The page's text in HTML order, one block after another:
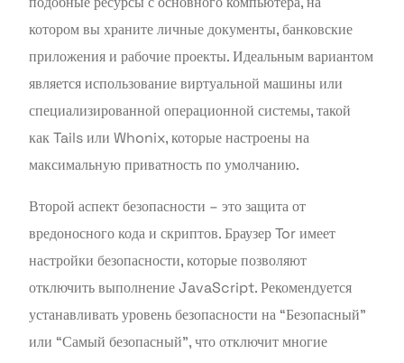
котором вы храните личные документы, банковские
приложения и рабочие проекты. Идеальным вариантом
является использование виртуальной машины или
специализированной операционной системы, такой
как Tails или Whonix, которые настроены на
максимальную приватность по умолчанию.
Второй аспект безопасности – это защита от
вредоносного кода и скриптов. Браузер Tor имеет
настройки безопасности, которые позволяют
отключить выполнение JavaScript. Рекомендуется
устанавливать уровень безопасности на “Безопасный”
или “Самый безопасный”, что отключит многие